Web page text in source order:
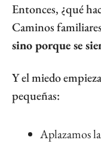
Entonces, ¿qué
Caminos
sino porque se
Y el miedo
pequeñas:
Aplazamos